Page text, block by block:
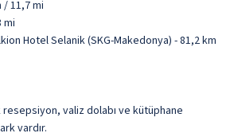
/ 11,7 mi
mi
Hotel Selanik (SKG-Makedonya) - 81,2 km
resepsiyon, valiz dolabı ve kütüphane
vardır.